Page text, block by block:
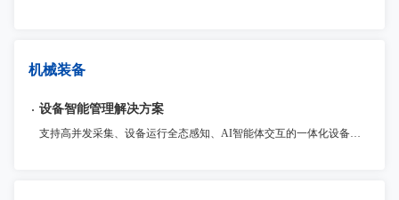
机械装备
设备智能管理解决方案
支持高并发采集、设备运行全态感知、AI智能体交互的一体化设备智能管理平台，提供资产管理、状态监控、维修保养、远程运维、节能降耗等全场景服务。